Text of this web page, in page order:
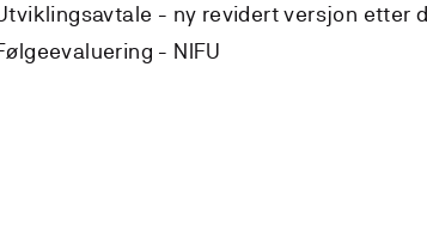
- ny revidert versjon etter
- NIFU